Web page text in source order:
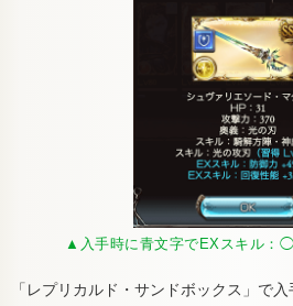
▲入手時に青文字でEXスキル：
「レプリカルド・サンドボックス」で